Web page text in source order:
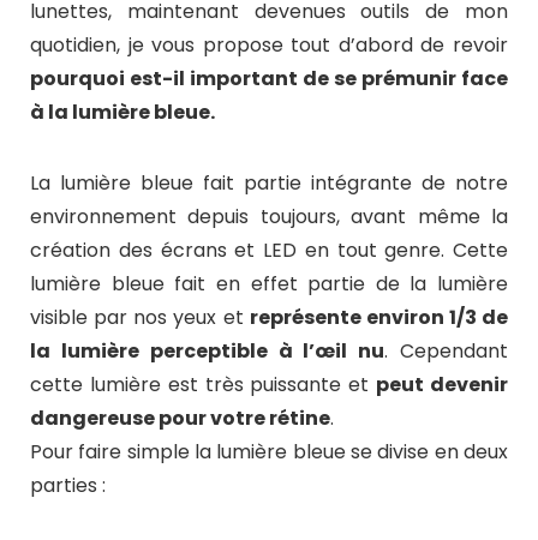
lunettes, maintenant devenues outils de mon
quotidien, je vous propose tout d’abord de revoir
pourquoi est-il important de se prémunir face
à la lumière bleue.
La lumière bleue fait partie intégrante de notre
environnement depuis toujours, avant même la
création des écrans et LED en tout genre. Cette
lumière bleue fait en effet partie de la lumière
visible par nos yeux et représente environ 1/3 de
la lumière perceptible à l’œil nu. Cependant
cette lumière est très puissante et peut devenir
dangereuse pour votre rétine.
Pour faire simple la lumière bleue se divise en deux
parties :